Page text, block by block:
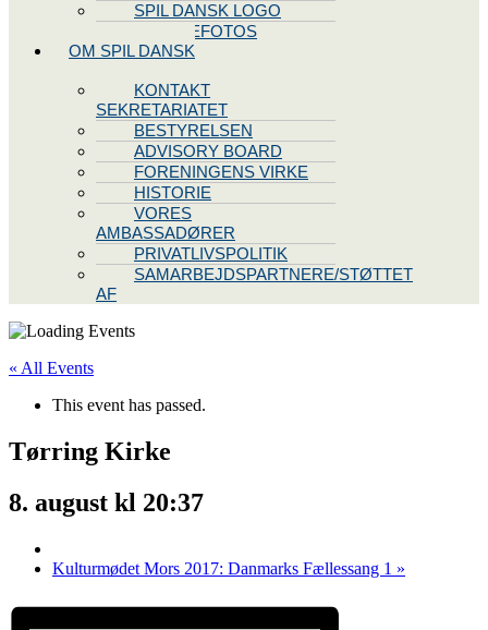
SPIL DANSK LOGO
PRESSEFOTOS
OM SPIL DANSK
KONTAKT
SEKRETARIATET
BESTYRELSEN
ADVISORY BOARD
FORENINGENS VIRKE
HISTORIE
VORES
AMBASSADØRER
PRIVATLIVSPOLITIK
SAMARBEJDSPARTNERE/STØTTET
AF
« All Events
This event has passed.
Tørring Kirke
8. august kl 20:37
Kulturmødet Mors 2017: Danmarks Fællessang 1 »